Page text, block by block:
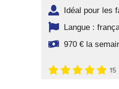
Idéal pour les
Langue :
970 € la
15